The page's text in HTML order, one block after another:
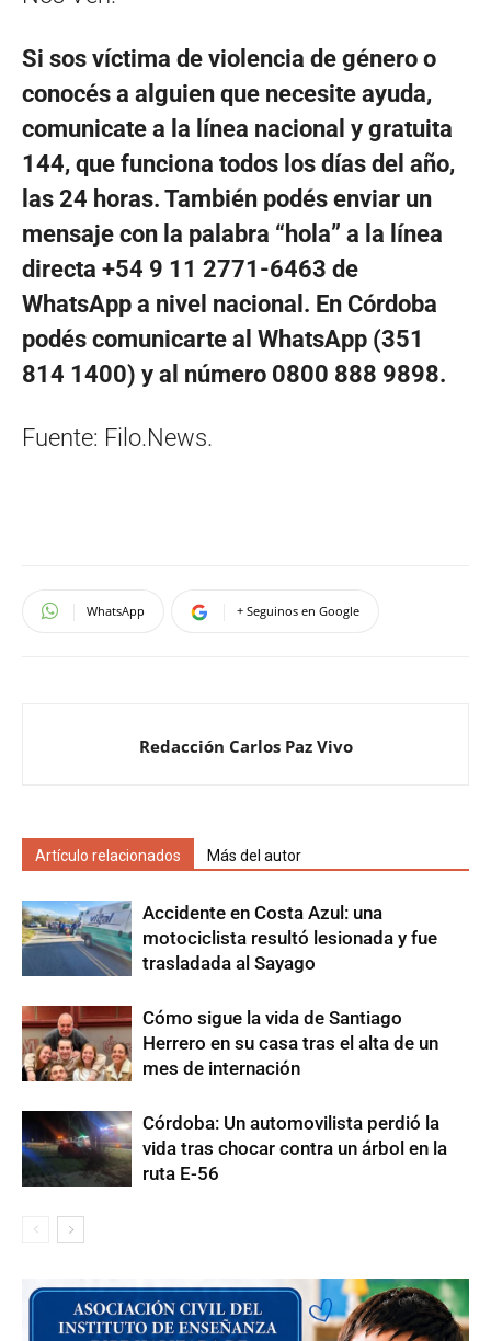
Si sos víctima de violencia de género o
conocés a alguien que necesite ayuda,
comunicate a la línea nacional y gratuita
144, que funciona todos los días del año,
las 24 horas. También podés enviar un
mensaje con la palabra “hola” a la línea
directa +54 9 11 2771-6463 de
WhatsApp a nivel nacional. En Córdoba
podés comunicarte al WhatsApp (351
814 1400) y al número 0800 888 9898.
Fuente: Filo.News.
WhatsApp + Seguinos en Google
Redacción Carlos Paz Vivo
Artículo relacionados Más del autor
Accidente en Costa Azul: una
motociclista resultó lesionada y fue
trasladada al Sayago
Cómo sigue la vida de Santiago
Herrero en su casa tras el alta de un
mes de internación
Córdoba: Un automovilista perdió la
vida tras chocar contra un árbol en la
ruta E-56